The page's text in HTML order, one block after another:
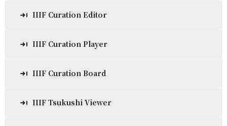
IIIF Curation Editor
IIIF Curation Player
IIIF Curation Board
IIIF Tsukushi Viewer